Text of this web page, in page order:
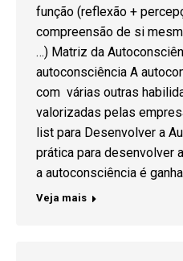
função (reflexão +
compreensão de si
…) Matriz da
autoconsciência A
com várias outras
valorizadas pelas
list para Desenvolver a
prática para desenvolver a
a autoconsciência é
Veja mais